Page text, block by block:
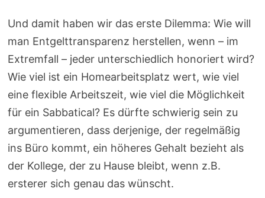
Und damit haben wir das erste Dilemma: Wie will
man Entgelttransparenz herstellen, wenn – im
Extremfall – jeder unterschiedlich honoriert wird?
Wie viel ist ein Homearbeitsplatz wert, wie viel
eine flexible Arbeitszeit, wie viel die Möglichkeit
für ein Sabbatical? Es dürfte schwierig sein zu
argumentieren, dass derjenige, der regelmäßig
ins Büro kommt, ein höheres Gehalt bezieht als
der Kollege, der zu Hause bleibt, wenn z.B.
ersterer sich genau das wünscht.